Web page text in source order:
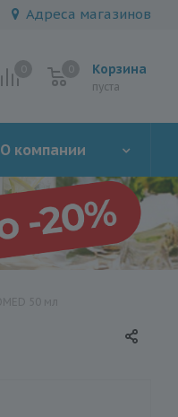
Адреса магазинов
Корзина
пуста
О компании